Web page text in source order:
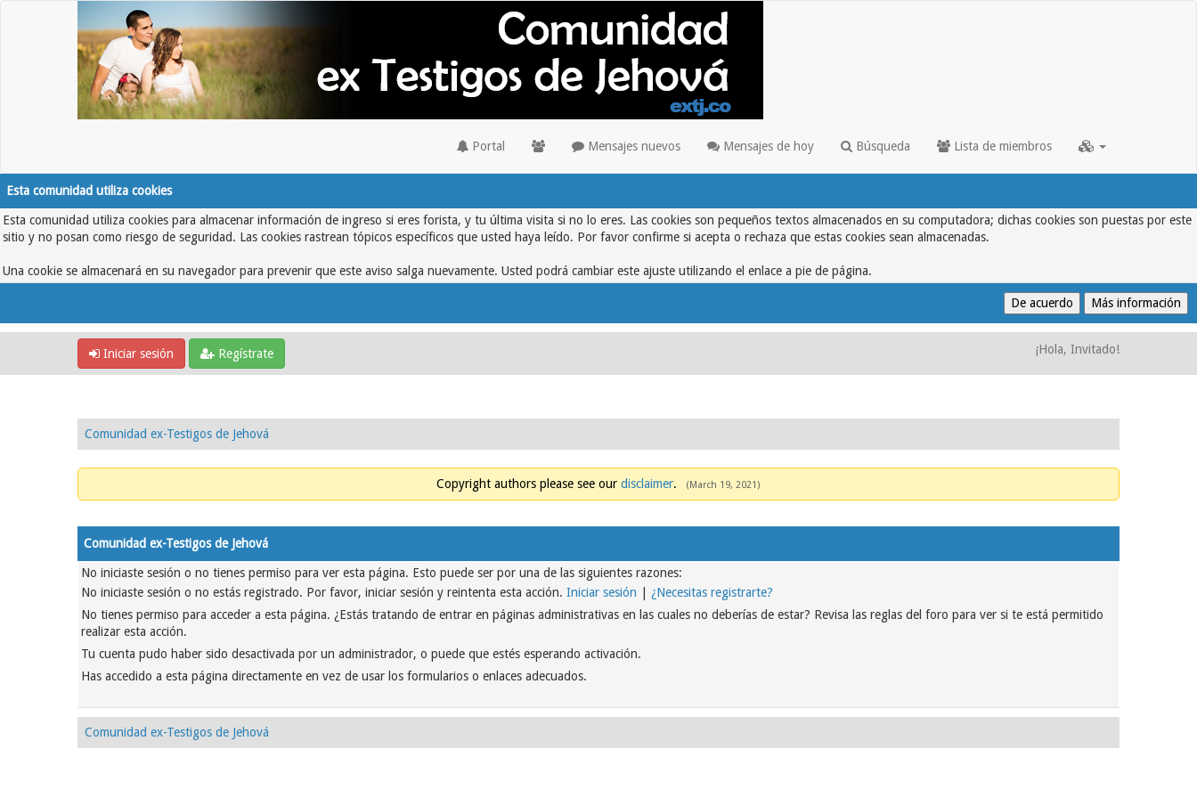
Portal Mensajes nuevos Mensajes de hoy Búsqueda Lista de miembros
Esta comunidad utiliza cookies
Esta comunidad utiliza cookies para almacenar información de ingreso si eres forista, y tu última visita si no lo eres. Las cookies son pequeños textos almacenados en su computadora; dichas cookies son puestas por este
sitio y no posan como riesgo de seguridad. Las cookies rastrean tópicos específicos que usted haya leído. Por favor confirme si acepta o rechaza que estas cookies sean almacenadas.
Una cookie se almacenará en su navegador para prevenir que este aviso salga nuevamente. Usted podrá cambiar este ajuste utilizando el enlace a pie de página.
Iniciar sesión Regístrate ¡Hola, Invitado!
Comunidad ex-Testigos de Jehová
Copyright authors please see our disclaimer. (March 19, 2021)
Comunidad ex-Testigos de Jehová
No iniciaste sesión o no tienes permiso para ver esta página. Esto puede ser por una de las siguientes razones:
No iniciaste sesión o no estás registrado. Por favor, iniciar sesión y reintenta esta acción. Iniciar sesión
¿Necesitas registrarte?
No tienes permiso para acceder a esta página. ¿Estás tratando de entrar en páginas administrativas en las cuales no deberías de estar? Revisa las reglas del foro para ver si te está permitido
realizar esta acción.
Tu cuenta pudo haber sido desactivada por un administrador, o puede que estés esperando activación.
Has accedido a esta página directamente en vez de usar los formularios o enlaces adecuados.
Comunidad ex-Testigos de Jehová